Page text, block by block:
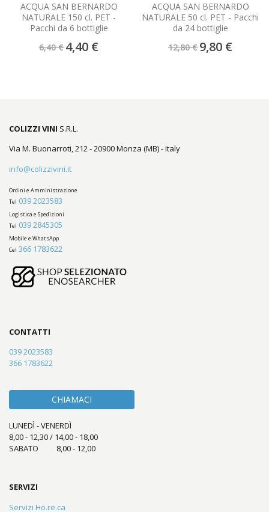
ACQUA SAN BERNARDO
NATURALE 150 cl. PET -
Pacchi da 6 bottiglie
6,40 € Prezzo
speciale
4,40 €
ACQUA SAN BERNARDO
NATURALE 50 cl. PET - Pacchi
da 24 bottiglie
12,80 € Prezzo
speciale
9,80 €
COLIZZI VINI S.R.L.
Via M. Buonarroti, 212 - 20900 Monza (MB) - Italy
info@colizzivini.it
Ordini e Amministrazione
Tel 039 2023583
Logistica e Spedizioni
Tel 039 2845305
Mobile e WhatsApp
Cel 366 1783622
CONTATTI
039 2023583
366 1783622
CHIAMACI
LUNEDÌ - VENERDÌ
8,00 - 12,30 / 14,00 - 18,00
SABATO 8,00 - 12,00
SERVIZI
Servizi Ho.re.ca